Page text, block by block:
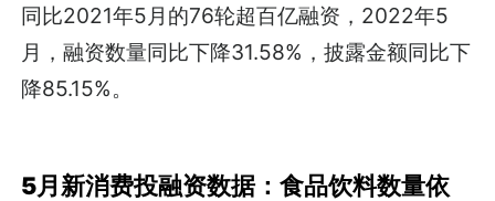
同比2021年5月的76轮超百亿融资，2022年5
月，融资数量同比下降31.58%，披露金额同比下
降85.15%。
5月新消费投融资数据：食品饮料数量依